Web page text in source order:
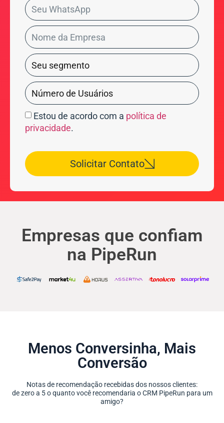
Estou de acordo com a política de
privacidade.
Solicitar Contato
Empresas que confiam
na PipeRun
Menos Conversinha, Mais
Conversão
Notas de recomendação recebidas dos nossos clientes:
de zero a 5 o quanto você recomendaria o CRM PipeRun para um
amigo?